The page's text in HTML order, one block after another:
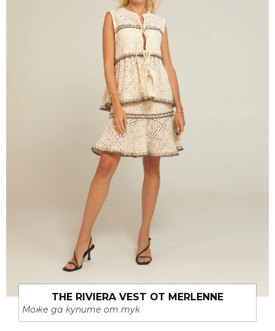
THE RIVIERA VEST ОТ MERLENNE
Може да купите от тук